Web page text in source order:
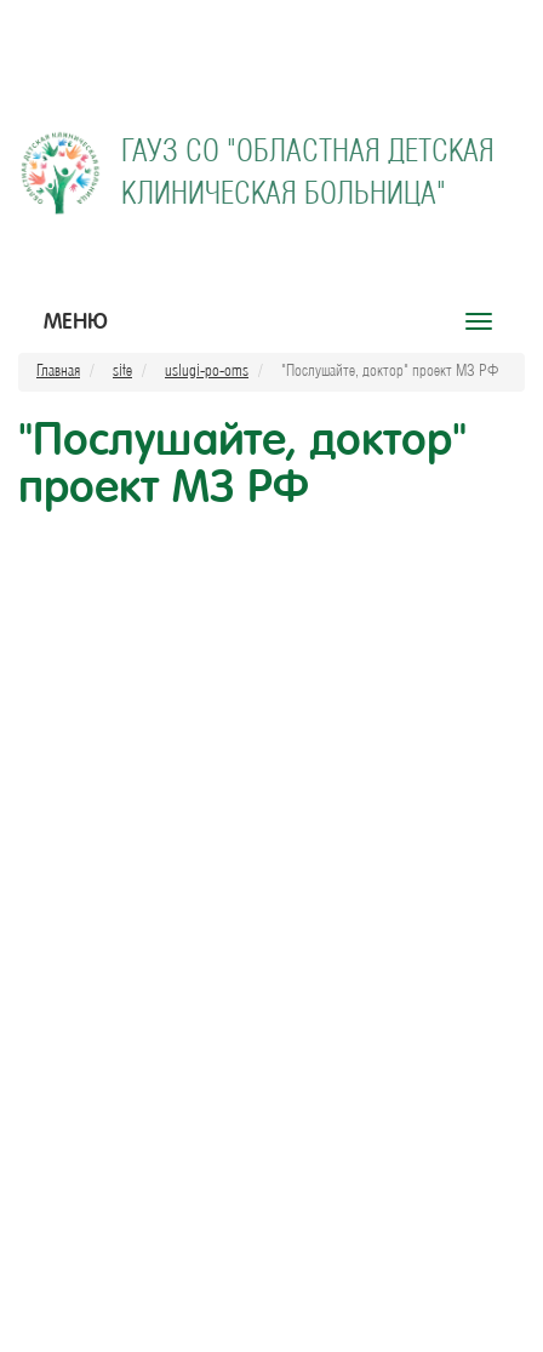
ГАУЗ СО "ОБЛАСТНАЯ ДЕТСКАЯ
КЛИНИЧЕСКАЯ БОЛЬНИЦА"
Открыть
МЕНЮ
Главная site uslugi-po-oms "Послушайте, доктор" проект МЗ РФ
"Послушайте, доктор"
проект МЗ РФ